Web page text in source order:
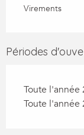
Virements
Périodes
Toute l'année
Toute l'année